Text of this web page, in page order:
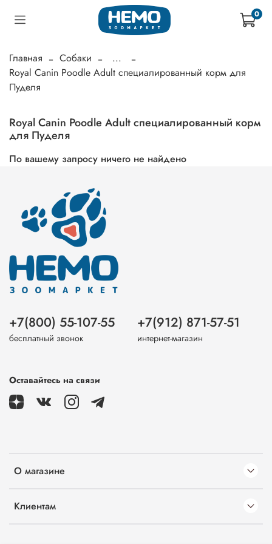
0
Главная Собаки
...
Royal Canin Poodle Adult специалированный корм для
Пуделя
Royal Canin Poodle Adult специалированный корм
для Пуделя
По вашему запросу ничего не найдено
О магазине
Клиентам
+7(800) 55-107-55
бесплатный звонок
+7(912) 871-57-51
интернет-магазин
Оставайтесь на связи